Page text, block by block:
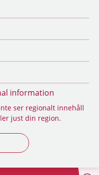
information
ser regionalt innehåll
just din region.